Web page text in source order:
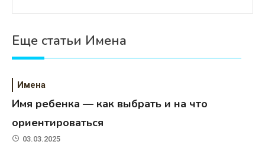
Еще статьи Имена
Имена
Имя ребенка — как выбрать и на что
ориентироваться
03.03.2025